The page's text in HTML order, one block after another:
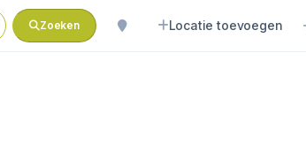
Zoeken Locatie toevoegen